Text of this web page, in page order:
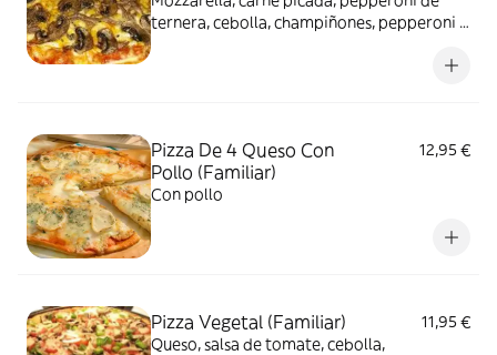
ternera, cebolla, champiñones, pepperoni y
Pizza De 4 Queso Con
Pollo (Familiar)
12,95 €
Con pollo
Pizza Vegetal (Familiar)
11,95 €
Queso, salsa de tomate, cebolla,